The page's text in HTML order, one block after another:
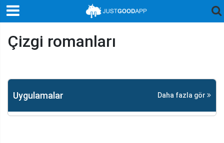
Çizgi romanları
Uygulamalar Daha fazla gör